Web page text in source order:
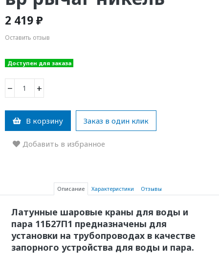
2 419 ₽
Оставить отзыв
Доступен для заказа
− +
В корзину Заказ в один клик
Добавить в избранное
Описание Характеристики Отзывы
Латунные шаровые краны для воды и
пара 11Б27П1 предназначены для
установки на трубопроводах в качестве
запорного устройства для воды и пара.